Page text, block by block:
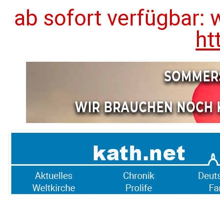
ab sofort verfügbar: